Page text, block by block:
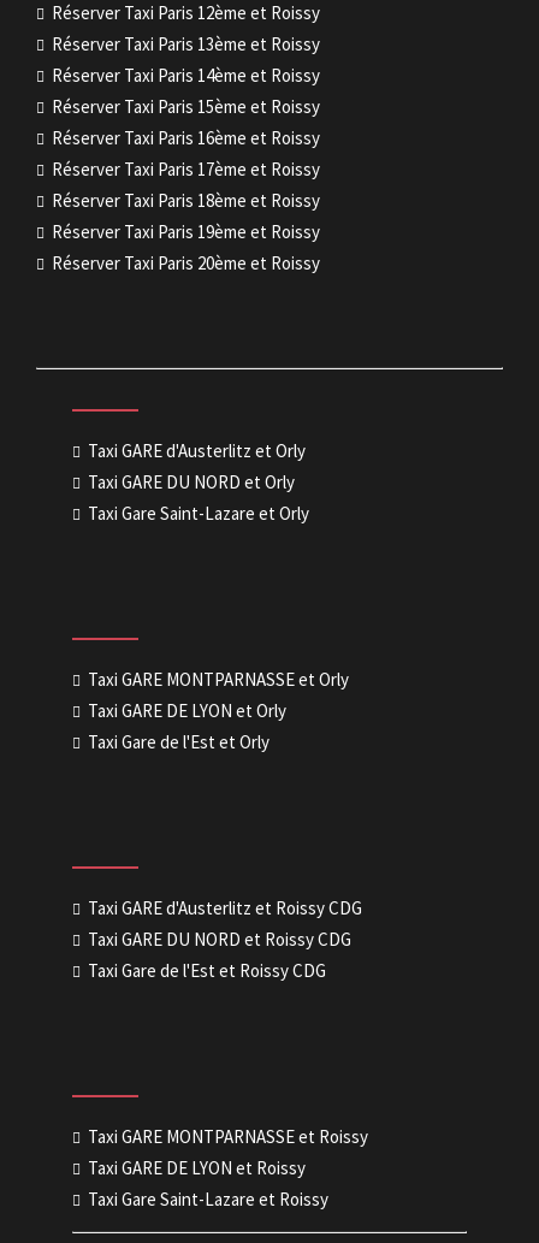
Réserver Taxi Paris 12ème et Roissy
Réserver Taxi Paris 13ème et Roissy
Réserver Taxi Paris 14ème et Roissy
Réserver Taxi Paris 15ème et Roissy
Réserver Taxi Paris 16ème et Roissy
Réserver Taxi Paris 17ème et Roissy
Réserver Taxi Paris 18ème et Roissy
Réserver Taxi Paris 19ème et Roissy
Réserver Taxi Paris 20ème et Roissy
Taxi GARE d'Austerlitz et Orly
Taxi GARE DU NORD et Orly
Taxi Gare Saint-Lazare et Orly
Taxi GARE MONTPARNASSE et Orly
Taxi GARE DE LYON et Orly
Taxi Gare de l'Est et Orly
Taxi GARE d'Austerlitz et Roissy CDG
Taxi GARE DU NORD et Roissy CDG
Taxi Gare de l'Est et Roissy CDG
Taxi GARE MONTPARNASSE et Roissy
Taxi GARE DE LYON et Roissy
Taxi Gare Saint-Lazare et Roissy